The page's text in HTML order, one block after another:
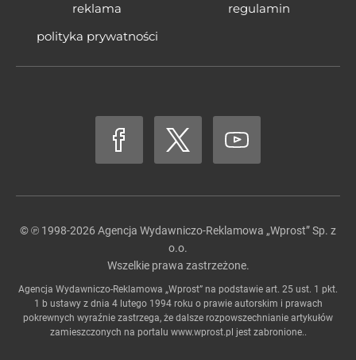
reklama
regulamin
polityka prywatności
© ℗ 1998-2026 Agencja Wydawniczo-Reklamowa „Wprost” Sp. z
o.o.
Wszelkie prawa zastrzeżone.
Agencja Wydawniczo-Reklamowa „Wprost” na podstawie art. 25 ust. 1 pkt.
1 b ustawy z dnia 4 lutego 1994 roku o prawie autorskim i prawach
pokrewnych wyraźnie zastrzega, że dalsze rozpowszechnianie artykułów
zamieszczonych na portalu www.wprost.pl jest zabronione..